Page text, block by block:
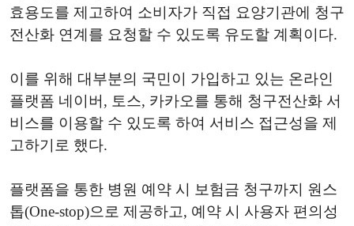
효용도를 제고하여 소비자가 직접 요양기관에 청구
전산화 연계를 요청할 수 있도록 유도할 계획이다.
이를 위해 대부분의 국민이 가입하고 있는 온라인
플랫폼 네이버, 토스, 카카오를 통해 청구전산화 서
비스를 이용할 수 있도록 하여 서비스 접근성을 제
고하기로 했다.
플랫폼을 통한 병원 예약 시 보험금 청구까지 원스
톱(One-stop)으로 제공하고, 예약 시 사용자 편의성